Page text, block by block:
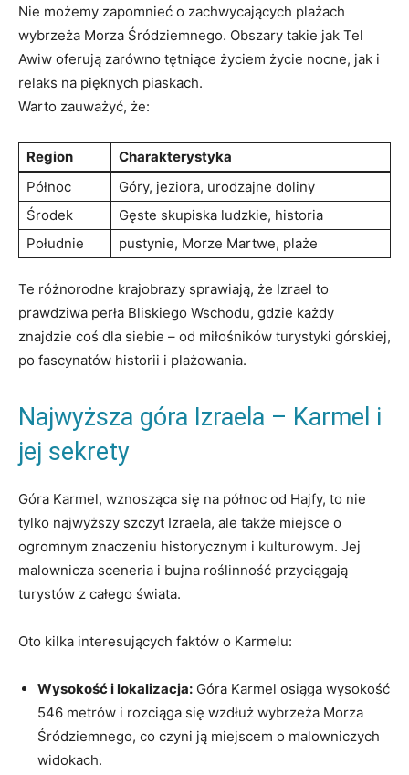
Nie możemy zapomnieć o zachwycających plażach
wybrzeża Morza Śródziemnego. Obszary takie jak Tel
Awiw oferują zarówno tętniące życiem życie nocne, jak i
relaks na pięknych piaskach.
Warto zauważyć, że:
Region
Charakterystyka
Północ
Góry, jeziora, urodzajne doliny
Środek
Gęste skupiska ludzkie, historia
Południe
pustynie, Morze Martwe, plaże
Te różnorodne krajobrazy sprawiają, że Izrael to
prawdziwa perła Bliskiego Wschodu, gdzie każdy
znajdzie coś dla siebie – od miłośników turystyki górskiej,
po fascynatów historii i plażowania.
Najwyższa góra Izraela – Karmel i
jej sekrety
Góra Karmel, wznosząca się na północ od Hajfy, to nie
tylko najwyższy szczyt Izraela, ale także miejsce o
ogromnym znaczeniu historycznym i kulturowym. Jej
malownicza sceneria i bujna roślinność przyciągają
turystów z całego świata.
Oto kilka interesujących faktów o Karmelu:
Wysokość i lokalizacja: Góra Karmel osiąga wysokość
546 metrów i rozciąga się wzdłuż wybrzeża Morza
Śródziemnego, co czyni ją miejscem o malowniczych
widokach.